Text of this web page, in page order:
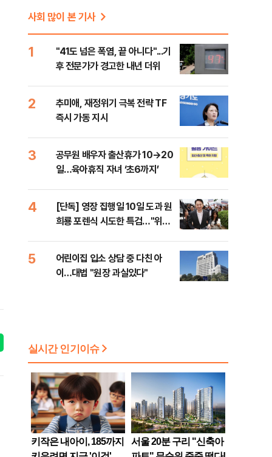
사회 많이 본 기사
1
"41도 넘은 폭염, 끝 아니다"...기
후 전문가가 경고한 내년 더위
2
추미애, 재정위기 극복 전략 TF
즉시 가동 지시
3
공무원 배우자 출산휴가 10→20
일…육아휴직 자녀 ‘초6까지’
4
[단독] 영장 집행일 10일 도과 원
희룡 포렌식 시도한 특검…"위법
5
어린이집 입소 상담 중 다친 아
이…대법 "원장 과실있다"